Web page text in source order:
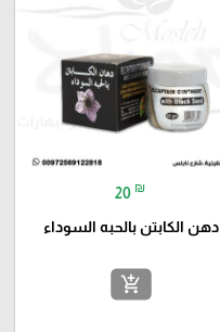
20 ₪
دهن الكابتن بالحبه السوداء
add_shopping_cart